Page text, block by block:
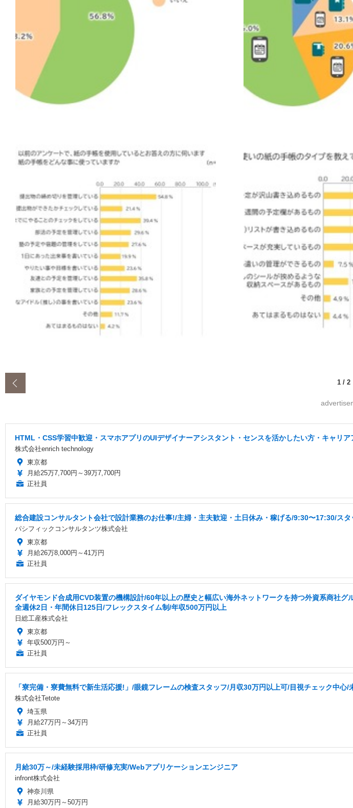
1 / 2
HTML・CSS学習中歓迎・スマホアプリのUIデザイナーアシスタント・センスを活かしたい方・キャリ
株式会社enrich technology
東京都
月給25万7,700円～39万7,700円
正社員
総合建設コンサルタント会社で設計業務のお仕事!/主婦・主夫歓迎・土日休み・稼げる/9:30〜17:30/スタ
パシフィックコンサルタンツ株式会社
東京都
月給26万8,000円～41万円
正社員
ダイヤモンド合成用CVD装置の機構設計/60年以上の歴史と幅広い海外ネットワークを持つ外資系商社
全週休2日・年間休日125日/フレックスタイム制/年収500万円以上
日総工産株式会社
東京都
年収500万円～
正社員
「寮完備・寮費無料で新生活応援!」/眼鏡フレームの検査スタッフ/月収30万円以上可/目視チェック中心/
株式会社Tetote
埼玉県
月給27万円～34万円
正社員
月給30万～/未経験採用枠/研修充実/Webアプリケーションエンジニア
infront株式会社
神奈川県
月給30万円～50万円